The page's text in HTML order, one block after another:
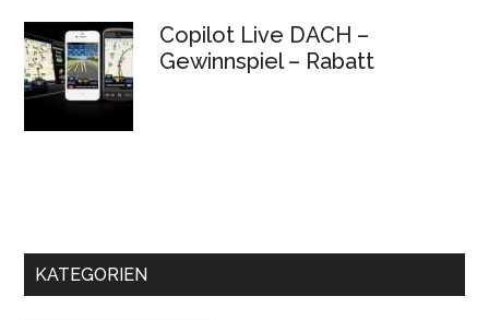
Copilot Live DACH –
Gewinnspiel – Rabatt
KATEGORIEN